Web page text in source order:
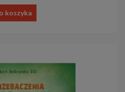
koszyka